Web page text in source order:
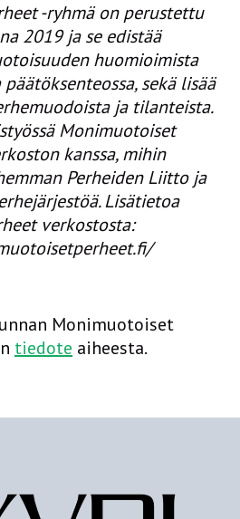
-ryhmä on perustettu
2019 ja se edistää
huomioimista
sekä lisää
ja tilanteista.
Monimuotoiset
kanssa, mihin
Perheiden Liitto ja
Lisätietoa
verkostosta:
Monimuotoiset
tiedote aiheesta.